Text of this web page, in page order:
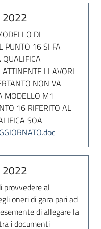
DI
PUNTO 16 SI FA
I LAVORI
NON VA
MODELLO M1
16 RIFERITO AL
SOA
provvedere al
oneri di gara pari ad
di allegare la
i documenti